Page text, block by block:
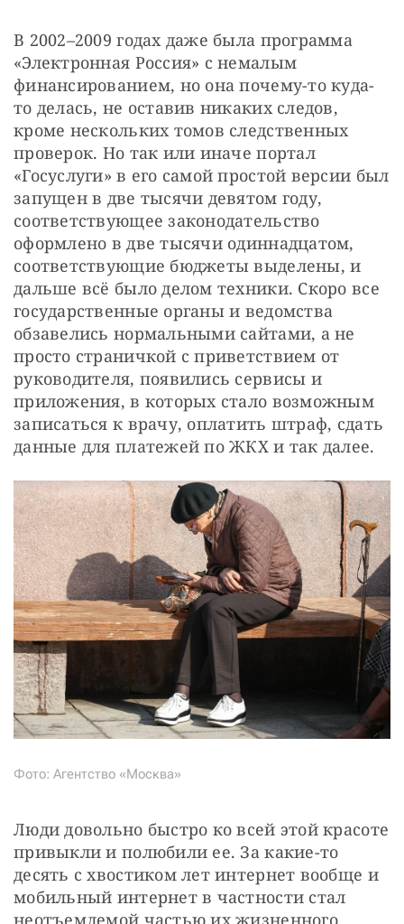
В 2002–2009 годах даже была программа
«Электронная Россия» с немалым
финансированием, но она почему-то куда-
то делась, не оставив никаких следов,
кроме нескольких томов следственных
проверок. Но так или иначе портал
«Госуслуги» в его самой простой версии был
запущен в две тысячи девятом году,
соответствующее законодательство
оформлено в две тысячи одиннадцатом,
соответствующие бюджеты выделены, и
дальше всё было делом техники. Скоро все
государственные органы и ведомства
обзавелись нормальными сайтами, а не
просто страничкой с приветствием от
руководителя, появились сервисы и
приложения, в которых стало возможным
записаться к врачу, оплатить штраф, сдать
данные для платежей по ЖКХ и так далее.
Фото: Агентство «Москва»
Люди довольно быстро ко всей этой красоте
привыкли и полюбили ее. За какие-то
десять с хвостиком лет интернет вообще и
мобильный интернет в частности стал
неотъемлемой частью их жизненного